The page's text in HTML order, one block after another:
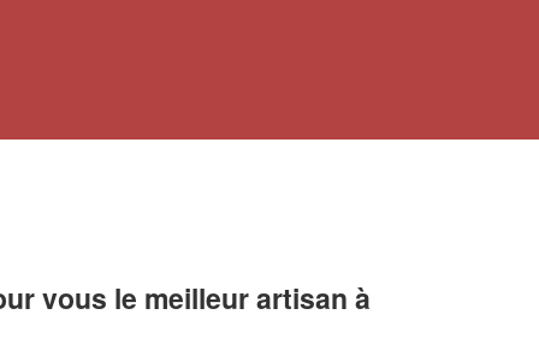
vous le meilleur artisan à